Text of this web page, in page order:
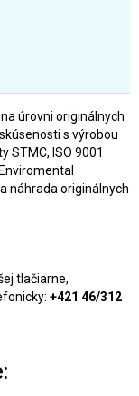
úrovni originálnych
s výrobou
STMC, ISO 9001
náhrada originálnych
tlačiarne,
+421 46/312